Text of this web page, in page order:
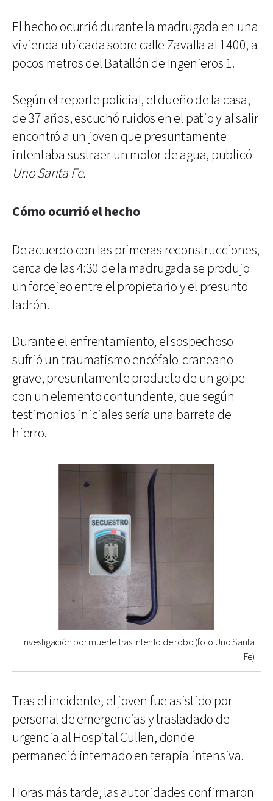
El hecho ocurrió durante la madrugada en una
vivienda ubicada sobre calle Zavalla al 1400, a
pocos metros del Batallón de Ingenieros 1.
Según el reporte policial, el dueño de la casa,
de 37 años, escuchó ruidos en el patio y al salir
encontró a un joven que presuntamente
intentaba sustraer un motor de agua, publicó
Uno Santa Fe.
Cómo ocurrió el hecho
De acuerdo con las primeras reconstrucciones,
cerca de las 4:30 de la madrugada se produjo
un forcejeo entre el propietario y el presunto
ladrón.
Durante el enfrentamiento, el sospechoso
sufrió un traumatismo encéfalo-craneano
grave, presuntamente producto de un golpe
con un elemento contundente, que según
testimonios iniciales sería una barreta de
hierro.
Investigación por muerte tras intento de robo (foto Uno Santa
Fe)
Tras el incidente, el joven fue asistido por
personal de emergencias y trasladado de
urgencia al Hospital Cullen, donde
permaneció internado en terapia intensiva.
Horas más tarde, las autoridades confirmaron